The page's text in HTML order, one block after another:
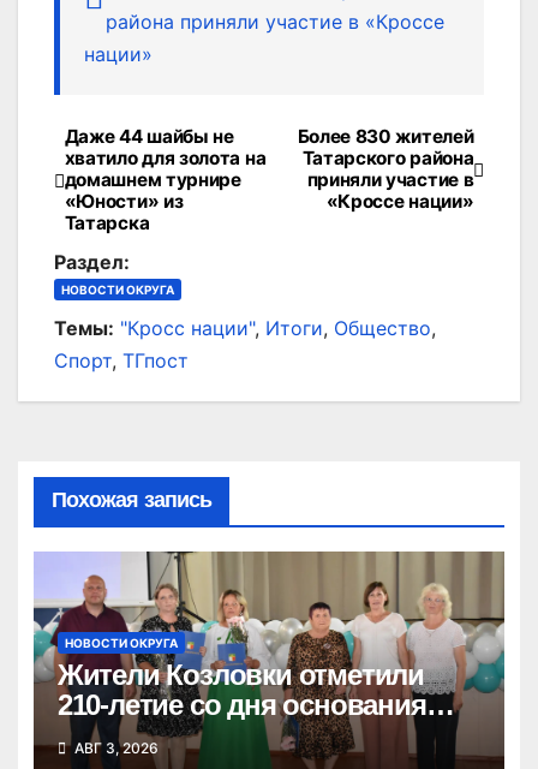
района приняли участие в «Кроссе
нации»
Навигация
по
записям
Более 830 жителей
Татарского района
приняли участие в
«Кроссе нации»
Даже 44 шайбы не
хватило для золота на
домашнем турнире
«Юности» из
Татарска
Раздел:
НОВОСТИ ОКРУГА
Темы: "Кросс нации", Итоги, Общество,
Спорт, ТГпост
Похожая запись
НОВОСТИ ОКРУГА
Жители Козловки отметили
210-летие со дня основания
села
АВГ 3, 2026